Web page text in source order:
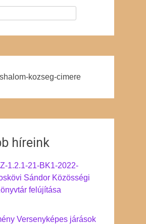
híreink
1.2.1-21-BK1-2022-
Sándor Közösségi
felújítása
Versenyképes járások